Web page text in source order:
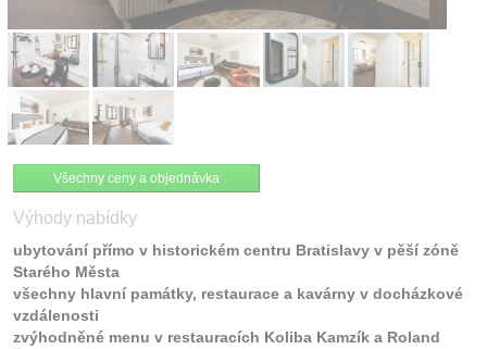
Všechny ceny a objednávka
Výhody nabídky
ubytování přímo v historickém centru Bratislavy v pěší zóně
Starého Města
všechny hlavní památky, restaurace a kavárny v docházkové
vzdálenosti
zvýhodněné menu v restauracích Koliba Kamzík a Roland